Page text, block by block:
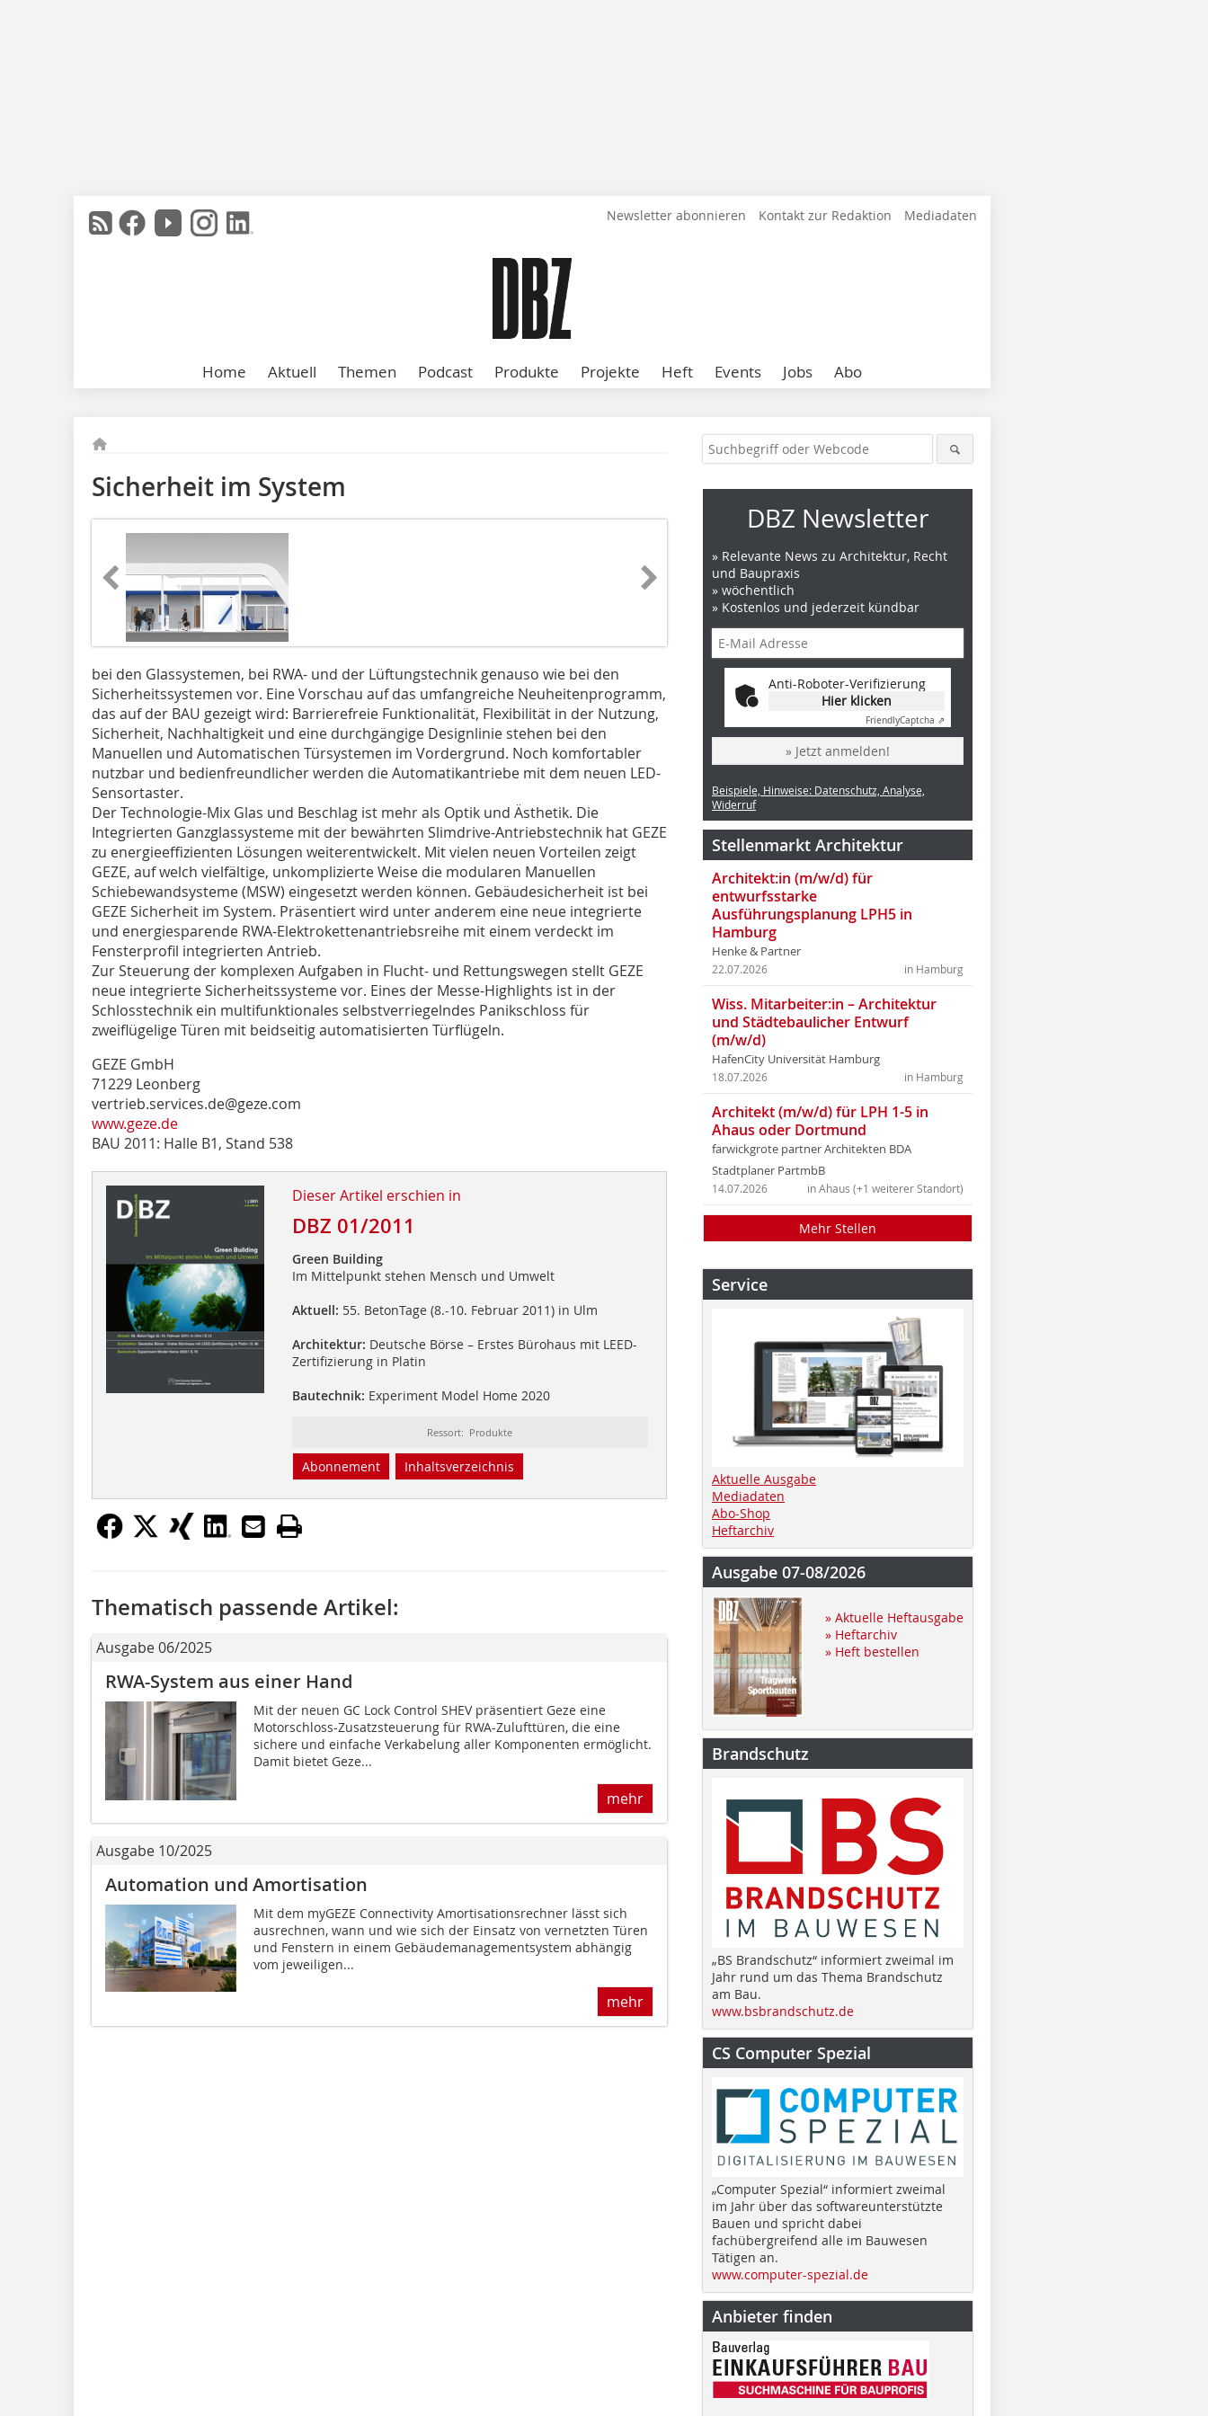
Newsletter abonnieren Kontakt zur Redaktion Mediadaten
Home Aktuell Themen Podcast Produkte Projekte Heft Events Jobs Abo
Sicherheit im System
bei den Glassystemen, bei RWA- und der Lüftungstechnik genauso wie bei den
Sicherheitssystemen vor. Eine Vorschau auf das umfangreiche Neuheitenprogramm,
das auf der BAU gezeigt wird: Barrierefreie Funktionalität, Flexibilität in der Nutzung,
Sicherheit, Nachhaltigkeit und eine durchgängige Designlinie stehen bei den
Manuellen und Automatischen Türsystemen im Vordergrund. Noch komfortabler
nutzbar und bedienfreundlicher werden die Automatikantriebe mit dem neuen LED-
Sensortaster.
Der Technologie-Mix Glas und Beschlag ist mehr als Optik und Ästhetik. Die
Integrierten Ganzglassysteme mit der bewährten Slimdrive-Antriebstechnik hat GEZE
zu energieeffizienten Lösungen weiterentwickelt. Mit vielen neuen Vorteilen zeigt
GEZE, auf welch vielfältige, unkomplizierte Weise die modularen Manuellen
Schiebewandsysteme (MSW) eingesetzt werden können. Gebäudesicherheit ist bei
GEZE Sicherheit im System. Präsentiert wird unter anderem eine neue integrierte
und energiesparende RWA-Elektrokettenantriebsreihe mit einem verdeckt im
Fensterprofil integrierten Antrieb.
Zur Steuerung der komplexen Aufgaben in Flucht- und Rettungswegen stellt GEZE
neue integrierte Sicherheitssysteme vor. Eines der Messe-Highlights ist in der
Schlosstechnik ein multifunktionales selbstverriegelndes Panikschloss für
zweiflügelige Türen mit beidseitig automatisierten Türflügeln.
GEZE GmbH
71229 Leonberg
vertrieb.services.de@geze.com
www.geze.de
BAU 2011: Halle B1, Stand 538
Dieser Artikel erschien in
DBZ 01/2011
Green Building
Im Mittelpunkt stehen Mensch und Umwelt
Aktuell: 55. BetonTage (8.-10. Februar 2011) in Ulm
Architektur: Deutsche Börse – Erstes Bürohaus mit LEED-
Zertifizierung in Platin
Bautechnik: Experiment Model Home 2020
Ressort: Produkte
Abonnement Inhaltsverzeichnis
Thematisch passende Artikel:
Ausgabe 06/2025
RWA-System aus einer Hand
Mit der neuen GC Lock Control SHEV präsentiert Geze eine
Motorschloss-Zusatzsteuerung für RWA-Zulufttüren, die eine
sichere und einfache Verkabelung aller Komponenten ermöglicht.
Damit bietet Geze...
mehr
Ausgabe 10/2025
Automation und Amortisation
Mit dem myGEZE Connectivity Amortisationsrechner lässt sich
ausrechnen, wann und wie sich der Einsatz von vernetzten Türen
und Fenstern in einem Gebäudemanagementsystem abhängig
vom jeweiligen...
mehr
DBZ Newsletter
» Relevante News zu Architektur, Recht
und Baupraxis
» wöchentlich
» Kostenlos und jederzeit kündbar
Anti-Roboter-Verifizierung
Hier klicken
FriendlyCaptcha ⇗
» Jetzt anmelden!
Beispiele, Hinweise: Datenschutz, Analyse,
Widerruf
Stellenmarkt Architektur
Architekt:in (m/w/d) für
entwurfsstarke
Ausführungsplanung LPH5 in
Hamburg
Henke & Partner
in Hamburg
22.07.2026
Wiss. Mitarbeiter:in – Architektur
und Städtebaulicher Entwurf
(m/w/d)
HafenCity Universität Hamburg
in Hamburg
18.07.2026
Architekt (m/w/d) für LPH 1-5 in
Ahaus oder Dortmund
farwickgrote partner Architekten BDA
Stadtplaner PartmbB
in Ahaus (+1 weiterer Standort)
14.07.2026
Mehr Stellen
Service
Aktuelle Ausgabe
Mediadaten
Abo-Shop
Heftarchiv
Ausgabe 07-08/2026
» Aktuelle Heftausgabe
» Heftarchiv
» Heft bestellen
Brandschutz
„BS Brandschutz“ informiert zweimal im
Jahr rund um das Thema Brandschutz
am Bau.
www.bsbrandschutz.de
CS Computer Spezial
„Computer Spezial“ informiert zweimal
im Jahr über das softwareunterstützte
Bauen und spricht dabei
fachübergreifend alle im Bauwesen
Tätigen an.
www.computer-spezial.de
Anbieter finden